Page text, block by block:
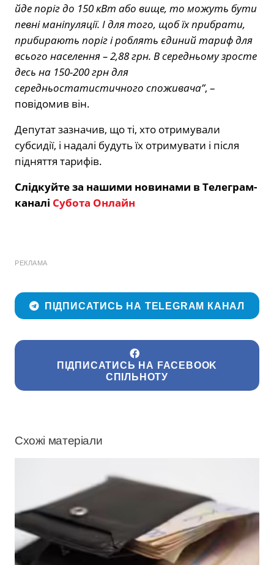
йде поріг до 150 кВт або вище, то можуть бути
певні маніпуляції. І для того, щоб їх прибрати,
прибирають поріг і роблять єдиний тариф для
всього населення – 2,88 грн. В середньому зросте
десь на 150-200 грн для
середньостатистичного споживача”, –
повідомив він.
Депутат зазначив, що ті, хто отримували
субсидії, і надалі будуть їх отримувати і після
підняття тарифів.
Слідкуйте за нашими новинами в Телеграм-
каналі Субота Онлайн
РЕКЛАМА
ПІДПИСАТИСЬ НА TELEGRAM КАНАЛ
ПІДПИСАТИСЬ НА FACEBOOK
СПІЛЬНОТУ
Схожі матеріали